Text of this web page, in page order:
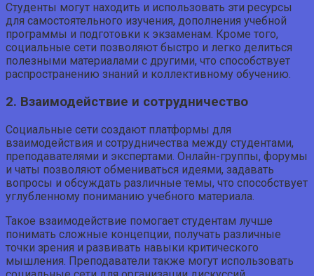
Студенты могут находить и использовать эти ресурсы
для самостоятельного изучения, дополнения учебной
программы и подготовки к экзаменам. Кроме того,
социальные сети позволяют быстро и легко делиться
полезными материалами с другими, что способствует
распространению знаний и коллективному обучению.
2. Взаимодействие и сотрудничество
Социальные сети создают платформы для
взаимодействия и сотрудничества между студентами,
преподавателями и экспертами. Онлайн-группы, форумы
и чаты позволяют обмениваться идеями, задавать
вопросы и обсуждать различные темы, что способствует
углубленному пониманию учебного материала.
Такое взаимодействие помогает студентам лучше
понимать сложные концепции, получать различные
точки зрения и развивать навыки критического
мышления. Преподаватели также могут использовать